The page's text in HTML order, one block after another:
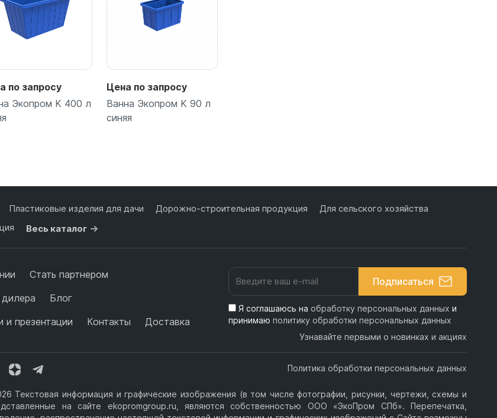
по запросу
Экопром K 400 л
Цена по запросу
Ванна Экопром K 90 л
синяя
Пластиковые изделия для дачи Дорожно-строительная продукция
Для сельского хозяйства
Весь каталог
Стать партнером
Блог
и презентации
Контакты Доставка
Подписаться
Я соглашаюсь на обработку персональных данных и
принимаю политику обработки персональных данных
Узнавайте первыми о новинках и акциях
Политика обработки персональных данных
Текстовая информация и графические изображения (в том числе фотографии, рисунки, чертежи, схемы и
на сайте ekopromgroup.ru, являются собственностью ООО «ЭкоПром СПб». Перепечатка,